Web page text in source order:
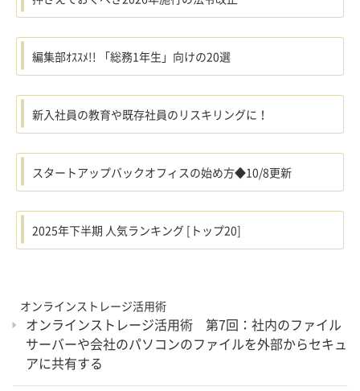
オンラインストレージ活用術
オンラインストレージ活用術 第7回：社内のファイル
サーバーや会社のパソコンのファイルを外部からセキュ
アに共有する
編集部ｵｽｽﾒ!! 「総務1年生」向けの20選
新入社員の教育や既存社員のリスキリングに！
スタートアップバックオフィスの始め方◆10/8更新
2025年下半期 人気ランキング [トップ20]